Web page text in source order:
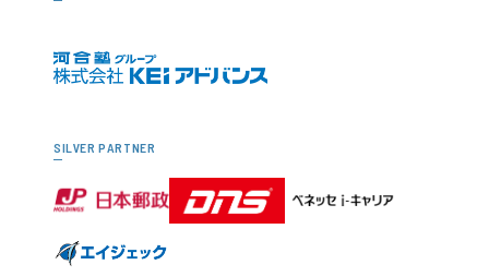
SILVER PARTNER